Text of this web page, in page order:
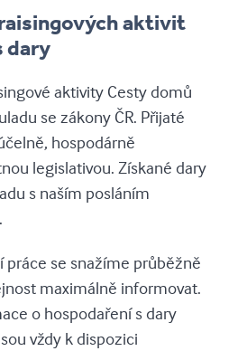
aktivit
dary
aktivity Cesty domů
se zákony ČR. Přijaté
hospodárně
legislativou. Získané dary
s naším posláním
práce se snažíme průběžně
maximálně informovat.
o hospodaření s dary
vždy k dispozici